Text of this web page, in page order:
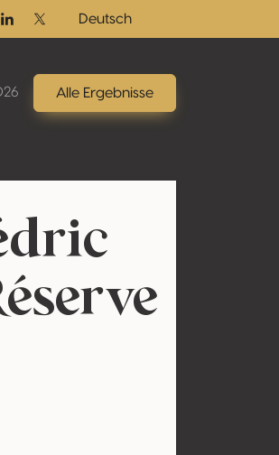
LinkedinTwitter / X
Deutsch
Alle Ergebnisse